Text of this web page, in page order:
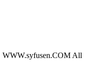
All